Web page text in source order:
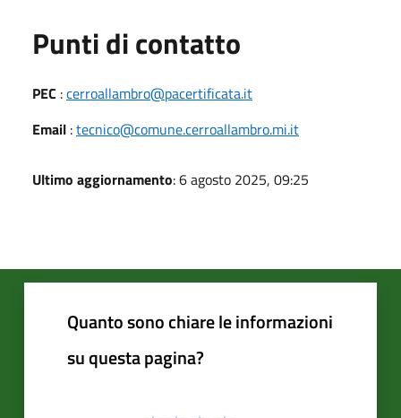
Punti di contatto
PEC :cerroallambro@pacertificata.it
Email :tecnico@comune.cerroallambro.mi.it
Ultimo aggiornamento: 6 agosto 2025, 09:25
Quanto sono chiare le informazioni
su questa pagina?